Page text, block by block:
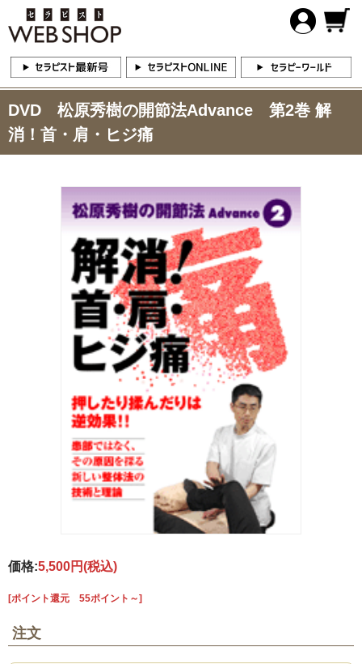
DVD 松原秀樹の開節法Advance 第2巻 解
消！首・肩・ヒジ痛
価格:5,500円(税込)
[ポイント還元 55ポイント～]
注文